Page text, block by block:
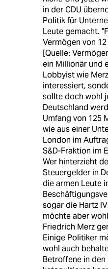
in der CDU
Politik für
Leute gemacht.
Vermögen von
[Quelle:
ein Millionär und
Lobbyist wie
interessiert,
sollte doch wohl
Deutschland
Umfang von 125
wie aus einer
London im
S&D-Fraktion im
Wer hinterzieht
Steuergelder in
die armen Leute
sogar die Hartz
möchte aber
Friedrich Merz
Einige Politiker
wohl auch
Betroffene in